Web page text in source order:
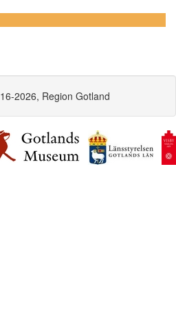
2026, Region Gotland